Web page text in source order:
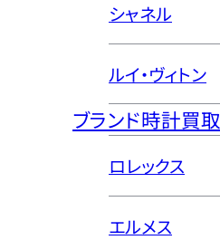
シャネル
ルイ・ヴィトン
ブランド時計買取
ロレックス
エルメス